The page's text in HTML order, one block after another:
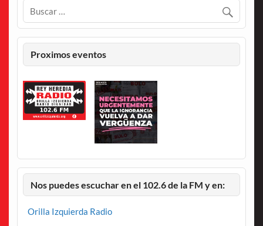
Proximos eventos
Nos puedes escuchar en el 102.6 de la FM y en:
Orilla Izquierda Radio